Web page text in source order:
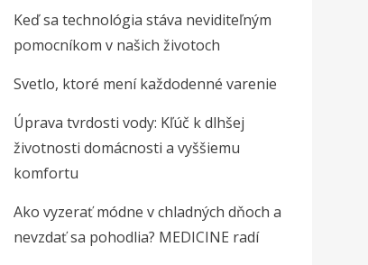
Keď sa technológia stáva neviditeľným
pomocníkom v našich životoch
Svetlo, ktoré mení každodenné varenie
Úprava tvrdosti vody: Kľúč k dlhšej
životnosti domácnosti a vyššiemu
komfortu
Ako vyzerať módne v chladných dňoch a
nevzdať sa pohodlia? MEDICINE radí